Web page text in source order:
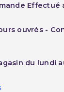
Effectué
ouvrés -
du lundi